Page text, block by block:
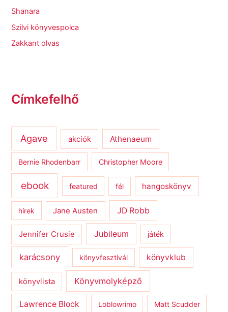
Shanara
Szilvi könyvespolca
Zakkant olvas
Címkefelhő
Agave akciók Athenaeum
Bernie Rhodenbarr Christopher Moore
ebook featured fél hangoskönyv
hírek Jane Austen JD Robb
Jennifer Crusie Jubileum játék
karácsony könyvfesztivál könyvklub
könyvlista Könyvmolyképző
Lawrence Block Loblowrimo Matt Scudder